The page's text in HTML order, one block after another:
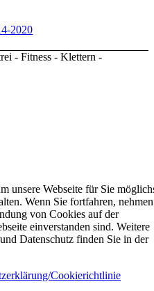
- Fitness - Klettern -
unsere Webseite für Sie
Wenn Sie fortfahren,
von Cookies auf der
einverstanden sind. Weitere
Datenschutz finden Sie in der
Cookierichtlinie